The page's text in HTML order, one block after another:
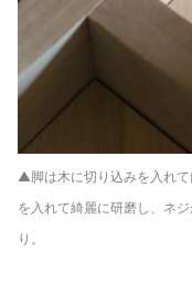
▲脚は木に切り込みを入れ
を入れて綺麗に研磨し、ネ
り。